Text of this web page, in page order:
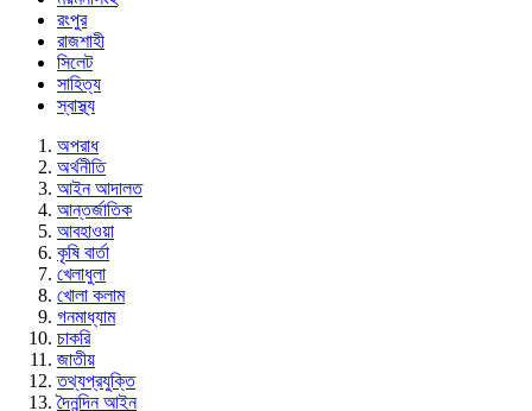
রংপুর
রাজশাহী
সিলেট
সাহিত্য
স্বাস্থ্য
অপরাধ
অর্থনীতি
আইন আদালত
আন্তর্জাতিক
আবহাওয়া
কৃষি বার্তা
খেলাধুলা
খোলা কলাম
গনমাধ্যাম
চাকরি
জাতীয়
তথ্যপ্রযুক্তি
দৈনন্দিন আইন